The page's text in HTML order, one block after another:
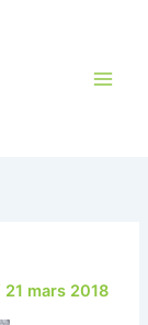
21 mars 2018